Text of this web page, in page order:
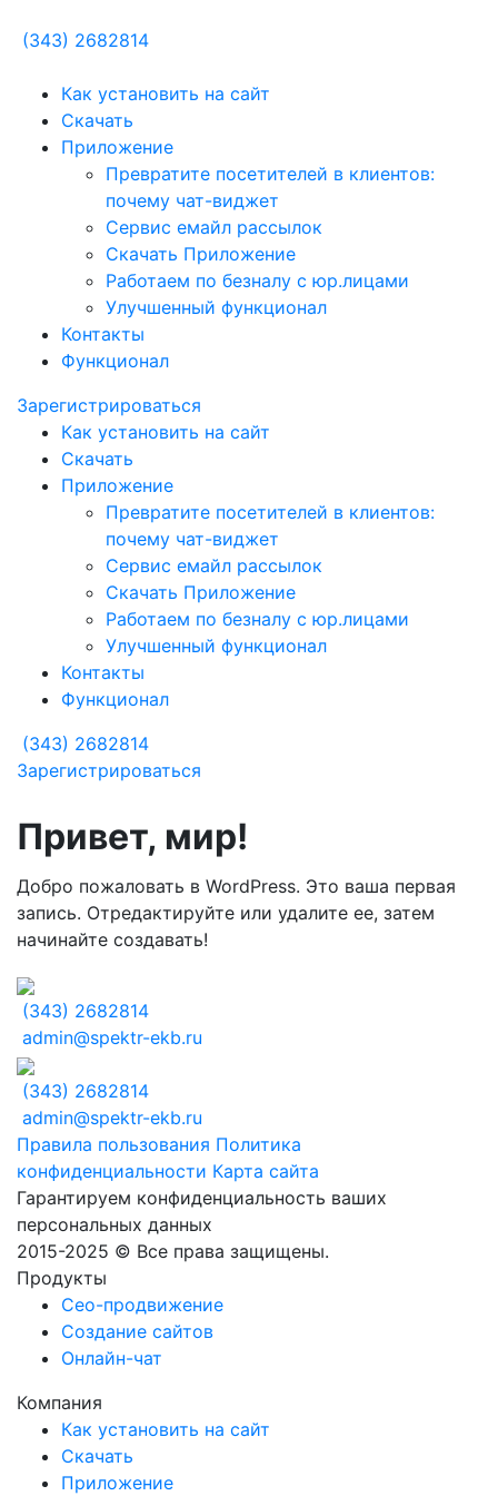
(343) 2682814
Как установить на сайт
Скачать
Приложение
Превратите посетителей в клиентов:
почему чат-виджет
Сервис емайл рассылок
Скачать Приложение
Работаем по безналу с юр.лицами
Улучшенный функционал
Контакты
Функционал
Зарегистрироваться
Как установить на сайт
Скачать
Приложение
Превратите посетителей в клиентов:
почему чат-виджет
Сервис емайл рассылок
Скачать Приложение
Работаем по безналу с юр.лицами
Улучшенный функционал
Контакты
Функционал
(343) 2682814
Зарегистрироваться
Привет, мир!
Добро пожаловать в WordPress. Это ваша первая
запись. Отредактируйте или удалите ее, затем
начинайте создавать!
(343) 2682814
admin@spektr-ekb.ru
(343) 2682814
admin@spektr-ekb.ru
Правила пользования Политика
конфиденциальности Карта сайта
Гарантируем конфиденциальность ваших
персональных данных
2015-2025 © Все права защищены.
Продукты
Сео-продвижение
Создание сайтов
Онлайн-чат
Компания
Как установить на сайт
Скачать
Приложение